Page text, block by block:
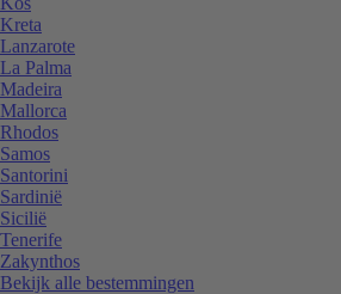
Kreta
Lanzarote
La Palma
Madeira
Mallorca
Rhodos
Samos
Santorini
Sardinië
Sicilië
Tenerife
Zakynthos
Bekijk alle bestemmingen